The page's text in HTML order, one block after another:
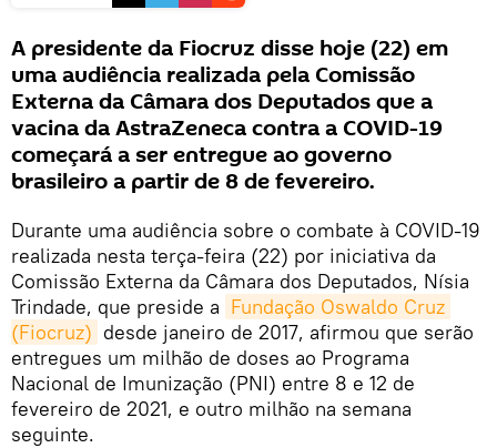
A presidente da Fiocruz disse hoje (22) em
uma audiência realizada pela Comissão
Externa da Câmara dos Deputados que a
vacina da AstraZeneca contra a COVID-19
começará a ser entregue ao governo
brasileiro a partir de 8 de fevereiro.
Durante uma audiência sobre o combate à COVID-19
realizada nesta terça-feira (22) por iniciativa da
Comissão Externa da Câmara dos Deputados, Nísia
Trindade, que preside a Fundação Oswaldo Cruz
(Fiocruz) desde janeiro de 2017, afirmou que serão
entregues um milhão de doses ao Programa
Nacional de Imunização (PNI) entre 8 e 12 de
fevereiro de 2021, e outro milhão na semana
seguinte.